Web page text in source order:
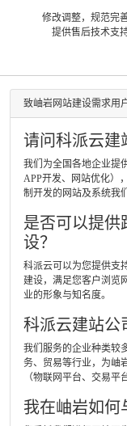
修改调整，规范完善
提供售后技术支
致岫岩网站建设需求用
请问科派云建
我们为全国各地企业提
APP开发、网站优化）
制开发的网站及系统我
是否可以提供
设？
科派云可以为您提供支
建设，满足您客户浏览
业的形象与知名度。
科派云建站公
我们服务的企业种类较
务、贸易等行业，为岫
（物联网平台、交易平
我在岫岩如何